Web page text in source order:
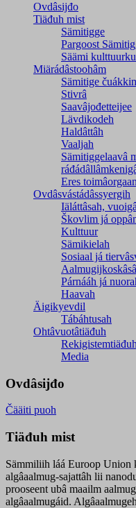
Ovdâsijđo
Tiäđuh mist
Sämitigge
Pargoost
Säämi
Miärádâstoohâm
Sämitige
Stivrâ
Saavâjođetteijee
Lävdikodeh
Haldâttâh
Vaaljah
Sämitiggelaavâ
Eres
Ovdâsvástádâssyergih
Iäláttâsah,
Škovlim já
Kulttuur
Sämikielah
Sosiaal já
Párnááh já
Haavah
Äigikyevdil
Tábáhtusah
Ohtâvuotâtiäđuh
Rekigistemtiäđuh
Media
Ovdâsijđo
Čääiti puoh
Tiäđuh mist
Sämmiliih láá Euroop Union
algâaalmug-sajattâh lii
prooseent ubâ maailm
algâaalmugáid.